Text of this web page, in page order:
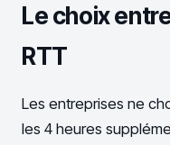
Le choix
RTT
Les entreprises ne
les 4 heures